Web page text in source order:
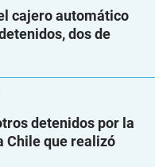
cajero automático
dos de
detenidos por la
Chile que realizó